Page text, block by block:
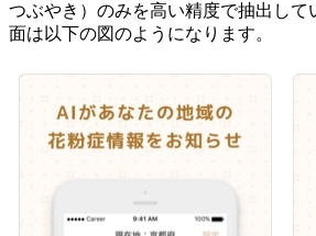
つぶやき）のみを高い精度で抽出して
面は以下の図のようになります。